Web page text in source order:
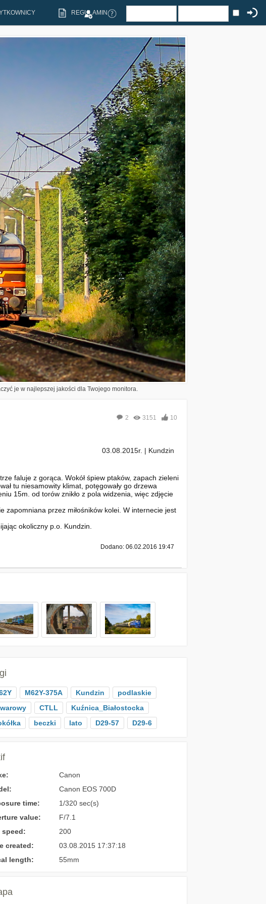
REGULAMIN
je w najlepszej jakości dla Twojego monitora.
2 3151 10
03.08.2015r. | Kundzin
faluje z gorąca. Wokół śpiew ptaków, zapach zieleni
tu niesamowity klimat, potęgowały go drzewa
15m. od torów znikło z pola widzenia, więc zdjęcie
zapomniana przez miłośników kolei. W internecie jest
okoliczny p.o. Kundzin.
Dodano: 06.02.2016 19:47
M62Y-375A Kundzin
podlaskie
CTLL
Kuźnica_Białostocka
beczki lato D29-57 D29-6
Canon
Canon EOS 700D
time:
1/320 sec(s)
value:
F/7.1
speed:
200
created:
03.08.2015 17:37:18
length:
55mm